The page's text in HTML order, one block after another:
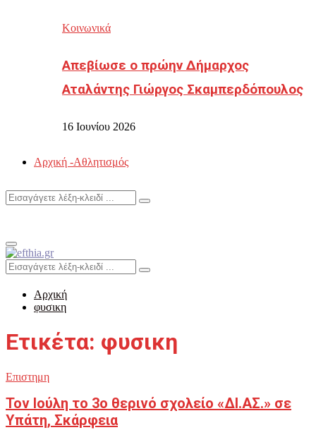
Κοινωνικά
Απεβίωσε ο πρώην Δήμαρχος
Αταλάντης Γιώργος Σκαμπερδόπουλος
16 Ιουνίου 2026
Αρχική -Αθλητισμός
Search
Search
Primary
Menu
Search
for:
Search
Αρχική
φυσικη
Ετικέτα: φυσικη
Επιστημη
Τον Ιούλη το 3ο θερινό σχολείο «ΔΙ.ΑΣ.» σε
Υπάτη, Σκάρφεια